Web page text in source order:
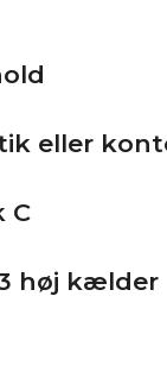
eller
C
høj kælder